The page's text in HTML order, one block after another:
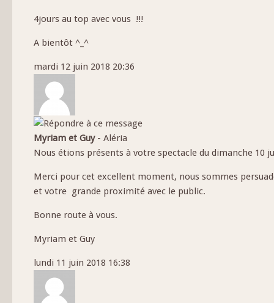
4jours au top avec vous !!!
A bientôt ^_^
mardi 12 juin 2018 20:36
Myriam et Guy- Aléria
Nous étions présents à votre spectacle du dimanche 10
Merci pour cet excellent moment, nous sommes
et votre grande proximité avec le public.
Bonne route à vous.
Myriam et Guy
lundi 11 juin 2018 16:38